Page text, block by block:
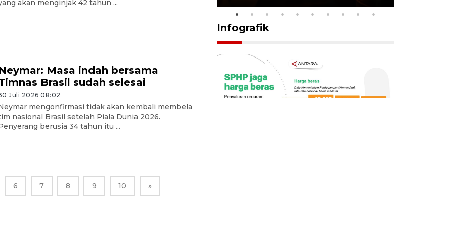
akan menginjak 42 tahun ...
Masa indah bersama
Brasil sudah selesai
Juli 2026 08:02
mengonfirmasi tidak akan kembali membela
nasional Brasil setelah Piala Dunia 2026.
berusia 34 tahun itu ...
6 7 8 9 10 »
Infografik